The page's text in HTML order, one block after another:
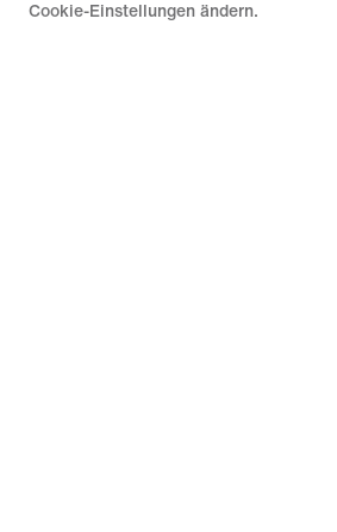
Cookie-Einstellungen ändern.